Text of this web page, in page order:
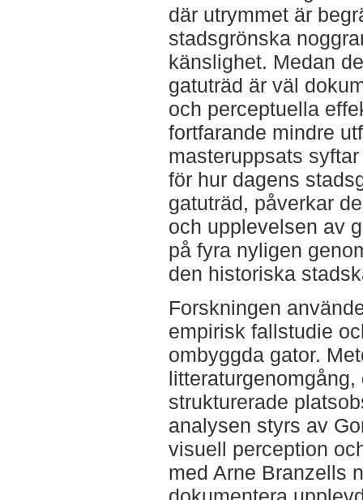
där utrymmet är
stadsgrönska
känslighet. Medan
gatuträd är väl
och perceptuella
fortfarande mindre
masteruppsats
för hur dagens
gatuträd, påverkar
och upplevelsen av
på fyra nyligen
den historiska
Forskningen
empirisk fallstudie
ombyggda gator.
strukturerade
analysen styrs av
visuell perception
med Arne Branzells